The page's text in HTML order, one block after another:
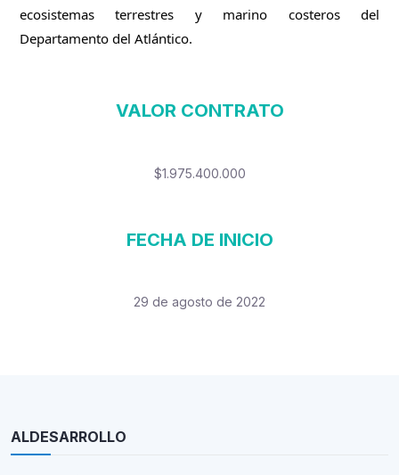
ecosistemas terrestres y marino costeros del
Departamento del Atlántico.
VALOR CONTRATO
$1.975.400.000
FECHA DE INICIO
29 de agosto de 2022
ALDESARROLLO